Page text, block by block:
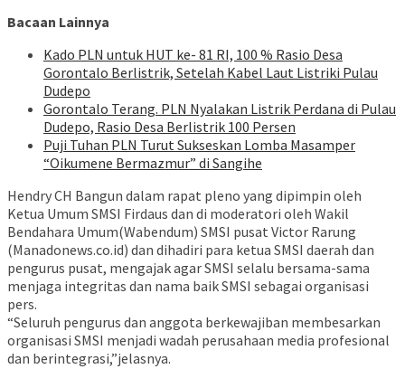
Bacaan Lainnya
Kado PLN untuk HUT ke- 81 RI, 100 % Rasio Desa
Gorontalo Berlistrik, Setelah Kabel Laut Listriki Pulau
Dudepo
Gorontalo Terang. PLN Nyalakan Listrik Perdana di Pulau
Dudepo, Rasio Desa Berlistrik 100 Persen
Puji Tuhan PLN Turut Sukseskan Lomba Masamper
“Oikumene Bermazmur” di Sangihe
Hendry CH Bangun dalam rapat pleno yang dipimpin oleh
Ketua Umum SMSI Firdaus dan di moderatori oleh Wakil
Bendahara Umum(Wabendum) SMSI pusat Victor Rarung
(Manadonews.co.id) dan dihadiri para ketua SMSI daerah dan
pengurus pusat, mengajak agar SMSI selalu bersama-sama
menjaga integritas dan nama baik SMSI sebagai organisasi
pers.
“Seluruh pengurus dan anggota berkewajiban membesarkan
organisasi SMSI menjadi wadah perusahaan media profesional
dan berintegrasi,”jelasnya.